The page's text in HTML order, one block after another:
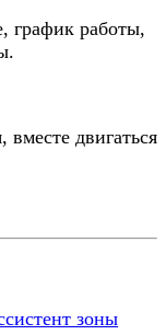
график работы,
вместе двигаться
зоны